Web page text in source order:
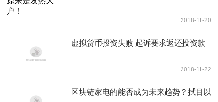
2018-11-20
虚拟货币投资失败 起诉要求返还投资款
2018-11-22
区块链家电的能否成为未来趋势？拭目以